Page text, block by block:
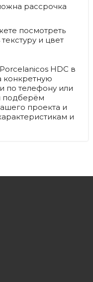
рассрочка
посмотреть
и цвет
HDC в
конкретную
по телефону или
подберём
проекта и
и